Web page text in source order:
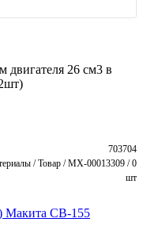
двигателя 26 см3 в
703704
/ Товар / MX-00013309 / 0
шт
Макита CB-155